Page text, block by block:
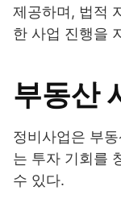
제공하며, 법적
한 사업 진행을
부동산
정비사업은 부
는 투자 기회를
수 있다.